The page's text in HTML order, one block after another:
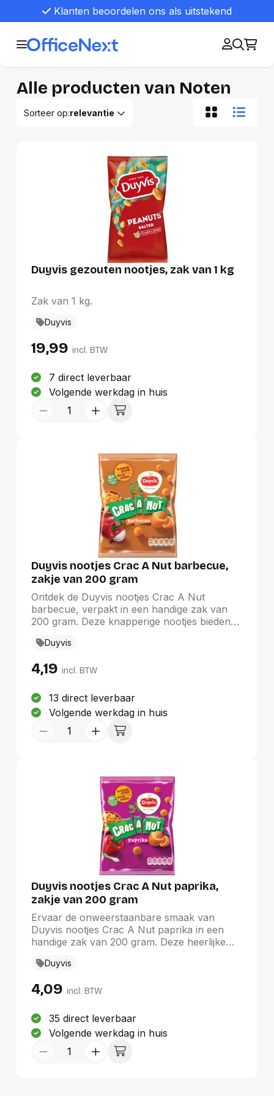
Klanten beoordelen ons als uitstekend
Alle producten van Noten
Sorteer op:relevantie
Duurste eerst
Duyvis gezouten nootjes, zak van 1 kg
Zak van 1 kg.
Duyvis
19,99 incl. BTW
7 direct leverbaar
Volgende werkdag in huis
Duyvis nootjes Crac A Nut barbecue,
zakje van 200 gram
Ontdek de Duyvis nootjes Crac A Nut
barbecue, verpakt in een handige zak van
200 gram. Deze knapperige nootjes bieden
snackmoment transformeert. Perfect als
tussendoortje, zijn ze een waar genot voor
bekend staat om zijn kwaliteit, garandeert
rijke smaken en een onweerstaanbare
crunch voor een unieke snackervaring.
Duyvis
4,19 incl. BTW
13 direct leverbaar
Volgende werkdag in huis
Duyvis nootjes Crac A Nut paprika,
zakje van 200 gram
Ervaar de onweerstaanbare smaak van
Duyvis nootjes Crac A Nut paprika in een
handige zak van 200 gram. Deze heerlijke
een knapperige textuur en een rijke
van feestjes tot gezellige avonden thuis, zijn
vertrouwde merk Duyvis. Geniet van de
kwaliteit en de smaak die deze snacks te
bieden hebben, perfect voor zowel catering
als persoonlijke consumptie.
Duyvis
4,09 incl. BTW
35 direct leverbaar
Volgende werkdag in huis